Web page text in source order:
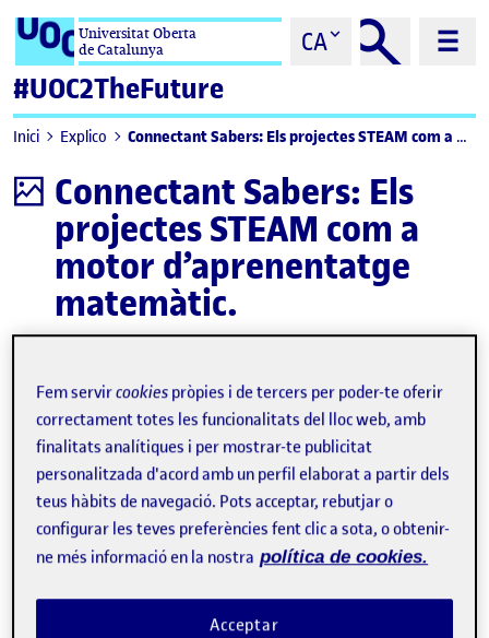
Saltar al contingutUniversitat Oberta
de Catalunya
CA
#UOC2TheFuture
Inici Explico Connectant Sabers: Els projectes STEAM com a motor d’aprenentatge matemàtic.
InfografiaConnectant Sabers: Els
projectes STEAM com a
motor d’aprenentatge
matemàtic.
Fem servircookies pròpies i de tercers per poder-te oferir
correctament totes les funcionalitats del lloc web, amb
finalitats analítiques i per mostrar-te publicitat
personalitzada d'acord amb un perfil elaborat a partir dels
teus hàbits de navegació. Pots acceptar, rebutjar o
configurar les teves preferències fent clic a sota, o obtenir-
ne més informació en la nostra política de cookies.
Acceptar